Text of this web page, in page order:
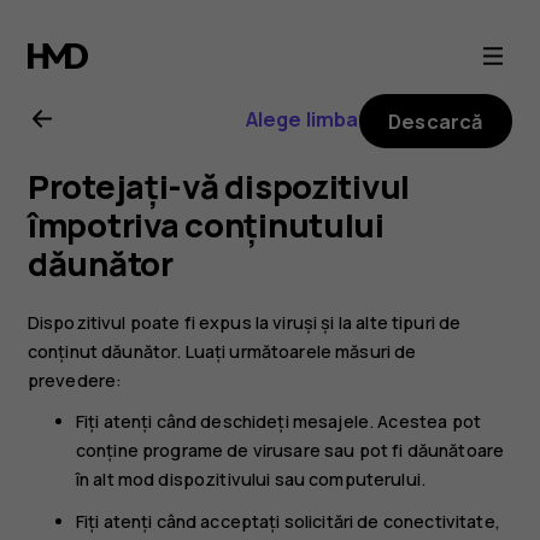
Ghid
de
utilizare
Nokia
G21
Alege limba Descarcă
Protejați-vă dispozitivul
împotriva conținutului
dăunător
Dispozitivul poate fi expus la viruși și la alte tipuri de
conținut dăunător. Luați următoarele măsuri de
prevedere:
Fiți atenți când deschideți mesajele. Acestea pot
conține programe de virusare sau pot fi dăunătoare
în alt mod dispozitivului sau computerului.
Fiți atenți când acceptați solicitări de conectivitate,